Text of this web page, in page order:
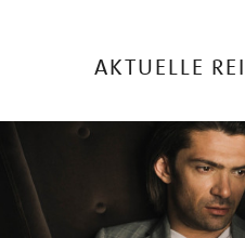
AKTUELLE